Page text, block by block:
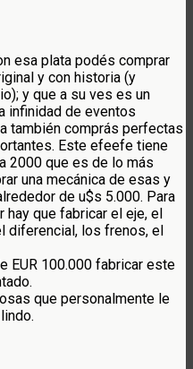
esa plata podés comprar
y con historia (y
y que a su ves es un
infinidad de eventos
también comprás perfectas
Este efeefe tiene
2000 que es de lo más
una mecánica de esas y
de u$s 5.000. Para
hay que fabricar el eje, el
diferencial, los frenos, el
EUR 100.000 fabricar este
que personalmente le